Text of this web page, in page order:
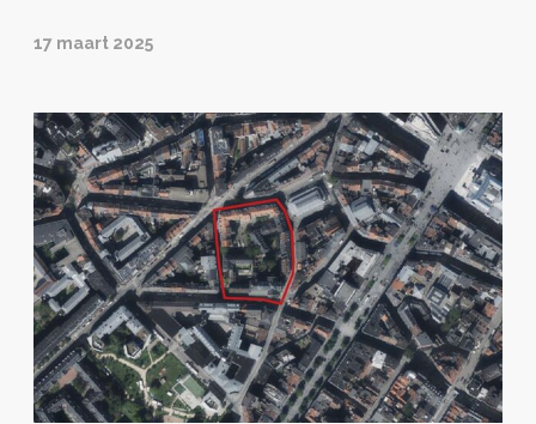
17 maart 2025